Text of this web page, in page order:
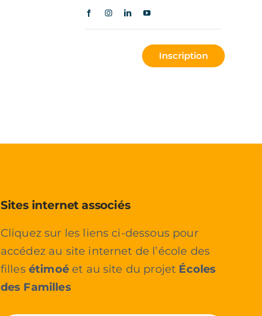
Inscription
Sites internet associés
Cliquez sur les liens ci-dessous pour
accédez au site internet de l’école des
filles étimoéet au site du projet Écoles
des Familles